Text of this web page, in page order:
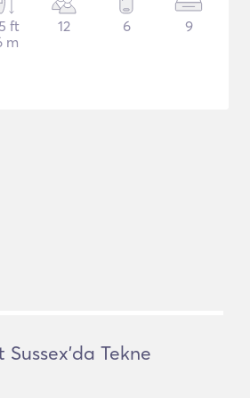
ft
m
12 6 9
Sussex'da Tekne